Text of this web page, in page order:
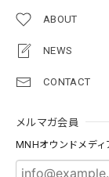
ABOUT
NEWS
CONTACT
メルマガ会員
MNHオウンドメデ